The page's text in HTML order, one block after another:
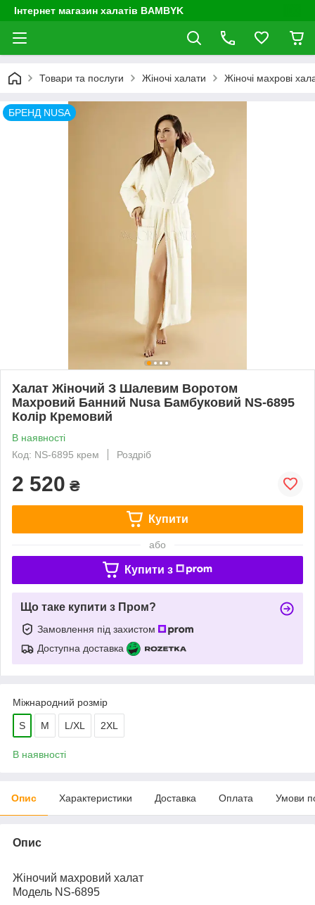
Інтернет магазин халатів BAMBYK
Товари та послуги Жіночі халати Жіночі махрові
БРЕНД NUSA
Халат Жіночий З Шалевим Воротом
Махровий Банний Nusa Бамбуковий NS-6895
Колір Кремовий
В наявності
Код: NS-6895 крем
Роздріб
2 520 ₴
Купити
або
Купити з
Що таке купити з Пром?
Замовлення під захистом
Доступна доставка
Міжнародний розмір
S M L/XL 2XL
В наявності
Опис Характеристики Доставка Оплата Умови
Опис
Жіночий махровий халат
Модель NS-6895